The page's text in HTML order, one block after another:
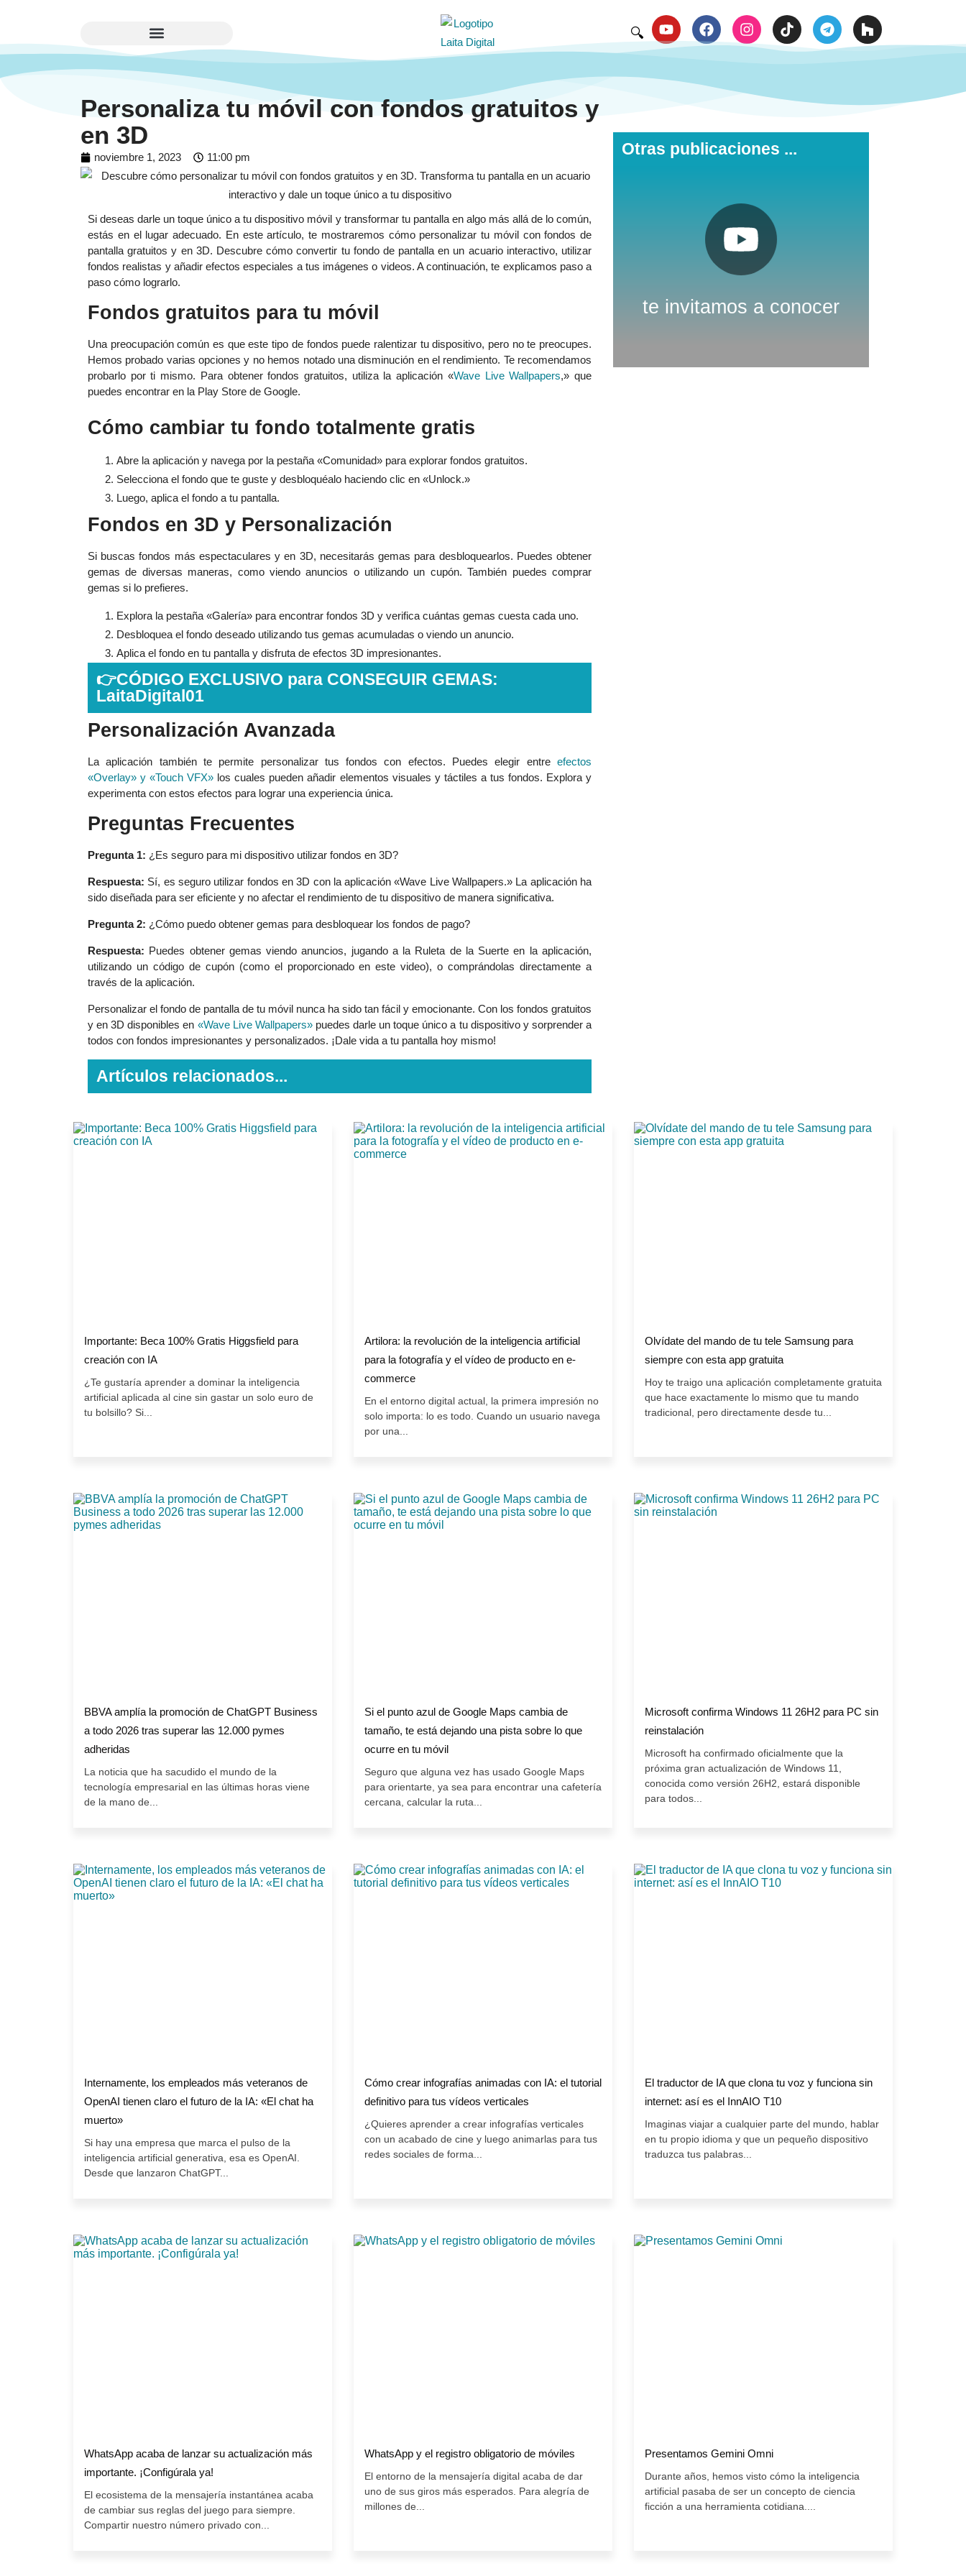
🔍
Personaliza tu móvil con fondos gratuitos y
en 3D
noviembre 1, 2023 11:00 pm
Si deseas darle un toque único a tu dispositivo móvil y transformar tu pantalla en algo más allá de lo común,
estás en el lugar adecuado. En este artículo, te mostraremos cómo personalizar tu móvil con fondos de
pantalla gratuitos y en 3D. Descubre cómo convertir tu fondo de pantalla en un acuario interactivo, utilizar
fondos realistas y añadir efectos especiales a tus imágenes o videos. A continuación, te explicamos paso a
paso cómo lograrlo.
Fondos gratuitos para tu móvil
Una preocupación común es que este tipo de fondos puede ralentizar tu dispositivo, pero no te preocupes.
Hemos probado varias opciones y no hemos notado una disminución en el rendimiento. Te recomendamos
probarlo por ti mismo. Para obtener fondos gratuitos, utiliza la aplicación «Wave Live Wallpapers,» que
puedes encontrar en la Play Store de Google.
Cómo cambiar tu fondo totalmente gratis
Abre la aplicación y navega por la pestaña «Comunidad» para explorar fondos gratuitos.
Selecciona el fondo que te guste y desbloquéalo haciendo clic en «Unlock.»
Luego, aplica el fondo a tu pantalla.
Fondos en 3D y Personalización
Si buscas fondos más espectaculares y en 3D, necesitarás gemas para desbloquearlos. Puedes obtener
gemas de diversas maneras, como viendo anuncios o utilizando un cupón. También puedes comprar
gemas si lo prefieres.
Explora la pestaña «Galería» para encontrar fondos 3D y verifica cuántas gemas cuesta cada uno.
Desbloquea el fondo deseado utilizando tus gemas acumuladas o viendo un anuncio.
Aplica el fondo en tu pantalla y disfruta de efectos 3D impresionantes.
👉CÓDIGO EXCLUSIVO para CONSEGUIR GEMAS:
LaitaDigital01
Personalización Avanzada
La aplicación también te permite personalizar tus fondos con efectos. Puedes elegir entre efectos
«Overlay» y «Touch VFX» los cuales pueden añadir elementos visuales y táctiles a tus fondos. Explora y
experimenta con estos efectos para lograr una experiencia única.
Preguntas Frecuentes
Pregunta 1: ¿Es seguro para mi dispositivo utilizar fondos en 3D?
Respuesta: Sí, es seguro utilizar fondos en 3D con la aplicación «Wave Live Wallpapers.» La aplicación ha
sido diseñada para ser eficiente y no afectar el rendimiento de tu dispositivo de manera significativa.
Pregunta 2: ¿Cómo puedo obtener gemas para desbloquear los fondos de pago?
Respuesta: Puedes obtener gemas viendo anuncios, jugando a la Ruleta de la Suerte en la aplicación,
utilizando un código de cupón (como el proporcionado en este video), o comprándolas directamente a
través de la aplicación.
Personalizar el fondo de pantalla de tu móvil nunca ha sido tan fácil y emocionante. Con los fondos gratuitos
y en 3D disponibles en «Wave Live Wallpapers»puedes darle un toque único a tu dispositivo y sorprender a
todos con fondos impresionantes y personalizados. ¡Dale vida a tu pantalla hoy mismo!
Artículos relacionados...
Otras publicaciones ...
te invitamos a conocer
Nuestro canal de
Youtube
Pulsa aquí
Importante: Beca 100% Gratis Higgsfield para
creación con IA
¿Te gustaría aprender a dominar la inteligencia
artificial aplicada al cine sin gastar un solo euro de
tu bolsillo? Si...
Artilora: la revolución de la inteligencia artificial
para la fotografía y el vídeo de producto en e-
commerce
En el entorno digital actual, la primera impresión no
solo importa: lo es todo. Cuando un usuario navega
por una...
Olvídate del mando de tu tele Samsung para
siempre con esta app gratuita
Hoy te traigo una aplicación completamente gratuita
que hace exactamente lo mismo que tu mando
tradicional, pero directamente desde tu...
BBVA amplía la promoción de ChatGPT Business
a todo 2026 tras superar las 12.000 pymes
adheridas
La noticia que ha sacudido el mundo de la
tecnología empresarial en las últimas horas viene
de la mano de...
Si el punto azul de Google Maps cambia de
tamaño, te está dejando una pista sobre lo que
ocurre en tu móvil
Seguro que alguna vez has usado Google Maps
para orientarte, ya sea para encontrar una cafetería
cercana, calcular la ruta...
Microsoft confirma Windows 11 26H2 para PC sin
reinstalación
Microsoft ha confirmado oficialmente que la
próxima gran actualización de Windows 11,
conocida como versión 26H2, estará disponible
para todos...
Internamente, los empleados más veteranos de
OpenAI tienen claro el futuro de la IA: «El chat ha
muerto»
Si hay una empresa que marca el pulso de la
inteligencia artificial generativa, esa es OpenAI.
Desde que lanzaron ChatGPT...
Cómo crear infografías animadas con IA: el tutorial
definitivo para tus vídeos verticales
¿Quieres aprender a crear infografías verticales
con un acabado de cine y luego animarlas para tus
redes sociales de forma...
El traductor de IA que clona tu voz y funciona sin
internet: así es el InnAIO T10
Imaginas viajar a cualquier parte del mundo, hablar
en tu propio idioma y que un pequeño dispositivo
traduzca tus palabras...
WhatsApp acaba de lanzar su actualización más
importante. ¡Configúrala ya!
El ecosistema de la mensajería instantánea acaba
de cambiar sus reglas del juego para siempre.
Compartir nuestro número privado con...
WhatsApp y el registro obligatorio de móviles
El entorno de la mensajería digital acaba de dar
uno de sus giros más esperados. Para alegría de
millones de...
Presentamos Gemini Omni
Durante años, hemos visto cómo la inteligencia
artificial pasaba de ser un concepto de ciencia
ficción a una herramienta cotidiana....